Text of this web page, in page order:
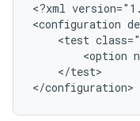
<?xml
<configuration
<test
<option
    </test>
</configuration>